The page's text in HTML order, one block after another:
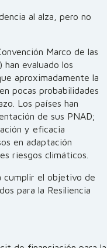
al alza, pero no
Marco de las
han evaluado los
aproximadamente la
pocas probabilidades
Los países han
de sus PNAD;
y eficacia
en adaptación
riesgos climáticos.
cumplir el objetivo de
para la Resiliencia